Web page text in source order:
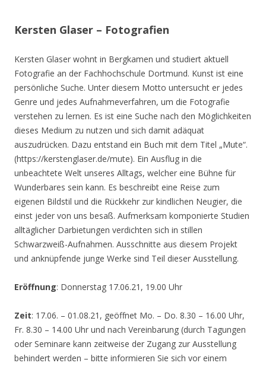
Kersten Glaser – Fotografien
Kersten Glaser wohnt in Bergkamen und studiert aktuell
Fotografie an der Fachhochschule Dortmund. Kunst ist eine
persönliche Suche. Unter diesem Motto untersucht er jedes
Genre und jedes Aufnahmeverfahren, um die Fotografie
verstehen zu lernen. Es ist eine Suche nach den Möglichkeiten
dieses Medium zu nutzen und sich damit adäquat
auszudrücken. Dazu entstand ein Buch mit dem Titel „Mute“.
(https://kerstenglaser.de/mute). Ein Ausflug in die
unbeachtete Welt unseres Alltags, welcher eine Bühne für
Wunderbares sein kann. Es beschreibt eine Reise zum
eigenen Bildstil und die Rückkehr zur kindlichen Neugier, die
einst jeder von uns besaß. Aufmerksam komponierte Studien
alltäglicher Darbietungen verdichten sich in stillen
Schwarzweiß-Aufnahmen. Ausschnitte aus diesem Projekt
und anknüpfende junge Werke sind Teil dieser Ausstellung.
Eröffnung: Donnerstag 17.06.21, 19.00 Uhr
Zeit: 17.06. – 01.08.21, geöffnet Mo. – Do. 8.30 – 16.00 Uhr,
Fr. 8.30 – 14.00 Uhr und nach Vereinbarung (durch Tagungen
oder Seminare kann zeitweise der Zugang zur Ausstellung
behindert werden – bitte informieren Sie sich vor einem